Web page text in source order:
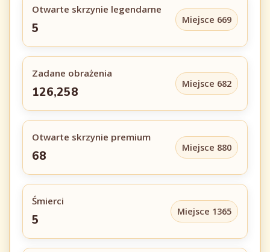
Otwarte skrzynie legendarne
5
Miejsce 669
Zadane obrażenia
126,258
Miejsce 682
Otwarte skrzynie premium
68
Miejsce 880
Śmierci
5
Miejsce 1365